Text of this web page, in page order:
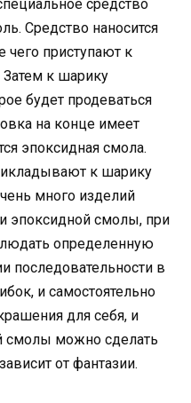
средство
Средство наносится
чего приступают к
Затем к шарику
будет продеваться
на конце имеет
эпоксидная смола.
к шарику
много изделий
эпоксидной смолы, при
определенную
последовательности в
и самостоятельно
для себя, и
смолы можно сделать
от фантазии.